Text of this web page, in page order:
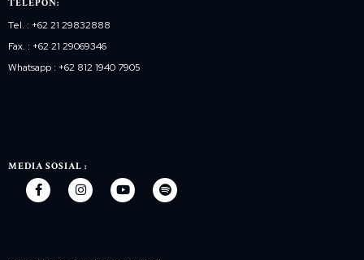
TELEPON:
Tel. : +62 21 29832888
Fax. : +62 21 29069346
Whatsapp : +62 812 1940 7905
MEDIA SOSIAL :